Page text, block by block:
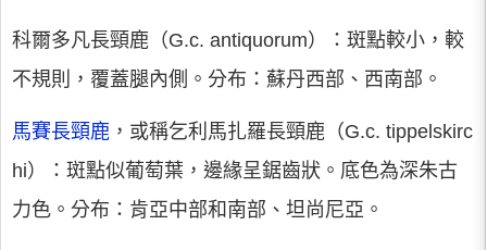
科爾多凡長頸鹿 （G.c. antiquorum）：斑點較小，較
不規則，覆蓋腿內側。分布：蘇丹西部、西南部。
馬賽長頸鹿 ，或稱乞利馬扎羅長頸鹿（G.c. tippelskirc
hi）：斑點似葡萄葉，邊緣呈鋸齒狀。底色為深朱古
力色。分布：肯亞中部和南部、坦尚尼亞。